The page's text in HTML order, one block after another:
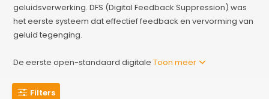
geluidsverwerking. DFS (Digital Feedback Suppression) was
het eerste systeem dat effectief feedback en vervorming van
geluid tegenging.
De eerste open-standaard digitaleToon meer
Filters